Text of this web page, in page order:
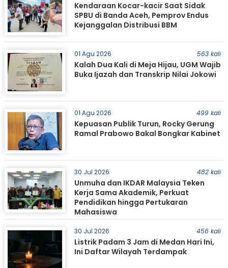
Kendaraan Kocar-kacir Saat Sidak
SPBU di Banda Aceh, Pemprov Endus
Kejanggalan Distribusi BBM
01 Agu 2026 563 kali
Kalah Dua Kali di Meja Hijau, UGM Wajib
Buka Ijazah dan Transkrip Nilai Jokowi
01 Agu 2026 499 kali
Kepuasan Publik Turun, Rocky Gerung
Ramal Prabowo Bakal Bongkar Kabinet
30 Jul 2026 482 kali
Unmuha dan IKDAR Malaysia Teken
Kerja Sama Akademik, Perkuat
Pendidikan hingga Pertukaran
Mahasiswa
30 Jul 2026 456 kali
Listrik Padam 3 Jam di Medan Hari Ini,
Ini Daftar Wilayah Terdampak